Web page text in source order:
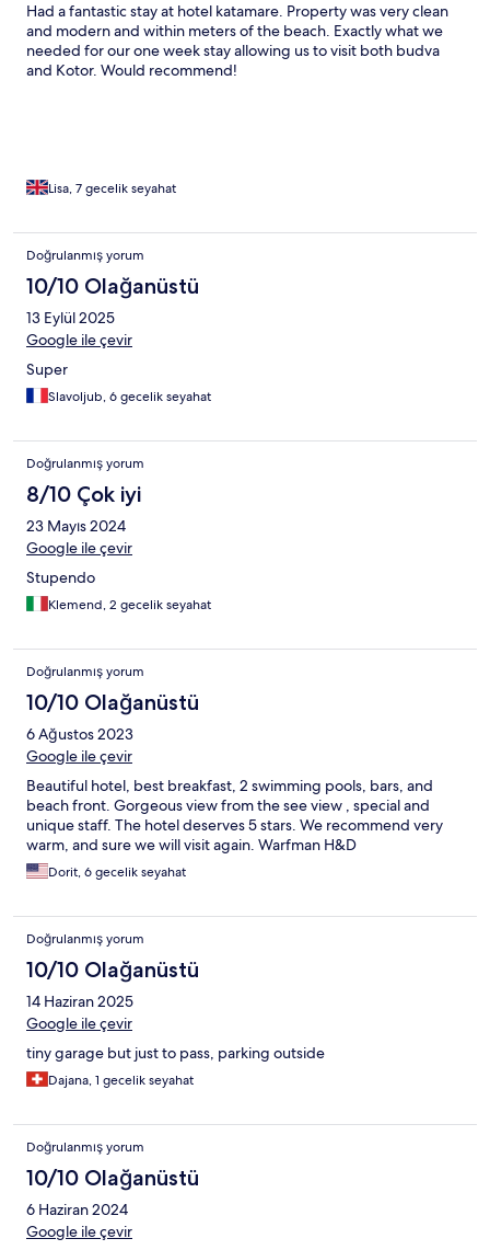
Had a fantastic stay at hotel katamare. Property was very clean
and modern and within meters of the beach. Exactly what we
needed for our one week stay allowing us to visit both budva
and Kotor. Would recommend!
Lisa, 7 gecelik seyahat
Doğrulanmış yorum
10/10 Olağanüstü
13 Eylül 2025
Google ile çevir
Super
Slavoljub, 6 gecelik seyahat
Doğrulanmış yorum
8/10 Çok iyi
23 Mayıs 2024
Google ile çevir
Stupendo
Klemend, 2 gecelik seyahat
Doğrulanmış yorum
10/10 Olağanüstü
6 Ağustos 2023
Google ile çevir
Beautiful hotel, best breakfast, 2 swimming pools, bars, and
beach front. Gorgeous view from the see view , special and
unique staff. The hotel deserves 5 stars. We recommend very
warm, and sure we will visit again. Warfman H&D
Dorit, 6 gecelik seyahat
Doğrulanmış yorum
10/10 Olağanüstü
14 Haziran 2025
Google ile çevir
tiny garage but just to pass, parking outside
Dajana, 1 gecelik seyahat
Doğrulanmış yorum
10/10 Olağanüstü
6 Haziran 2024
Google ile çevir